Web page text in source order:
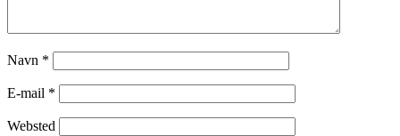
Navn *
E-mail *
Websted